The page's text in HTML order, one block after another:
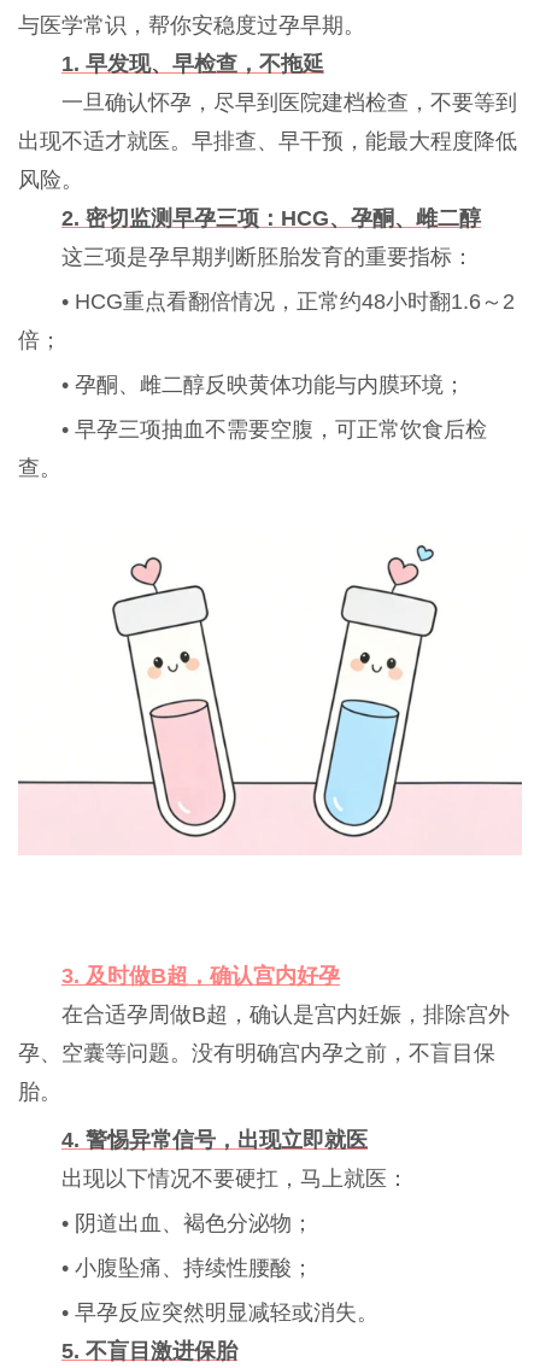
与医学常识，帮你安稳度过孕早期。
1. 早发现、早检查，不拖延
一旦确认怀孕，尽早到医院建档检查，不要等到
出现不适才就医。早排查、早干预，能最大程度降低
风险。
2. 密切监测早孕三项： HCG、孕酮、雌二醇
这三项是孕早期判断胚胎发育的重要指标：
• HCG重点看翻倍情况，正常约48小时翻1.6～2
倍；
• 孕酮、雌二醇反映黄体功能与内膜环境；
• 早孕三项抽血不需要空腹，可正常饮食后检
查。
3. 及时做B超，确认宫内好孕
在合适孕周做B超，确认是宫内妊娠，排除宫外
孕、 空囊等问题。没有明确宫内孕之前，不盲目保
胎。
4. 警惕异常信号，出现立即就医
出现以下情况不要硬扛，马上就医：
• 阴道出血、 褐色分泌物 ；
• 小腹坠痛、持续性腰酸；
• 早孕反应突然明显减轻或消失。
5. 不盲目激进保胎